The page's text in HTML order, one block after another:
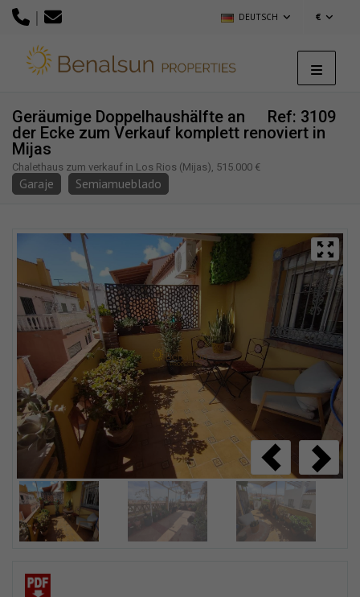
| DEUTSCH €
Ref: 3109
Geräumige Doppelhaushälfte an
der Ecke zum Verkauf komplett renoviert in
Mijas
Chalethaus zum verkauf in Los Rios (Mijas), 515.000 €
Garaje Semiamueblado